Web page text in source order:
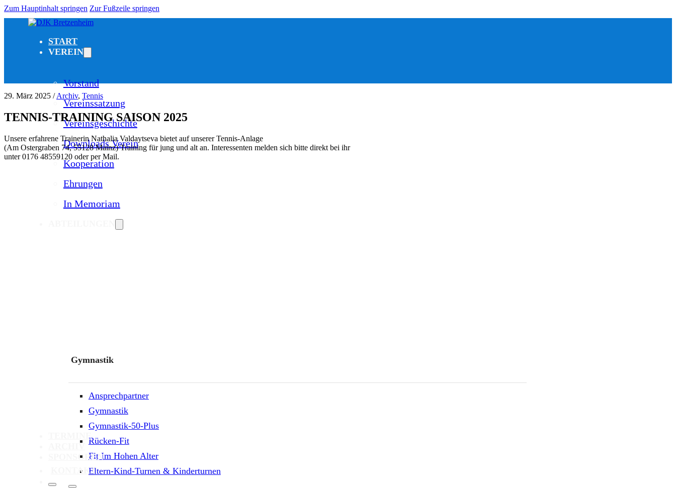
Zum Hauptinhalt springen Zur Fußzeile springen
START
VEREIN
Vorstand
Vereinssatzung
Vereinsgeschichte
Downloads Verein
Kooperation
Ehrungen
In Memoriam
Gymnastik
Ansprechpartner
Gymnastik
Gymnastik-50-Plus
Rücken-Fit
Fit Im Hohen Alter
Eltern-Kind-Turnen & Kinderturnen
TERMINE
SPONSOREN
KONTAKT
29. März 2025 /Archiv, Tennis
TENNIS-TRAINING SAISON 2025
Unsere erfahrene Trainerin Nathalia Valdaytseva bietet auf unserer Tennis-Anlage
(Am Ostergraben 74, 55128 Mainz) Training für jung und alt an. Interessenten melden sich bitte direkt bei ihr
unter 0176 48559120 oder per Mail.